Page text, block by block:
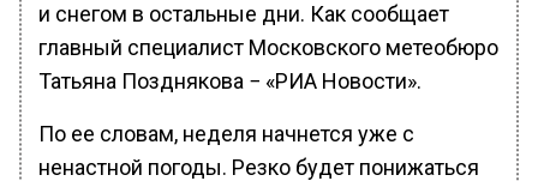
и снегом в остальные дни. Как сообщает
главный специалист Московского метеобюро
Татьяна Позднякова − «РИА Новости».
По ее словам, неделя начнется уже с
ненастной погоды. Резко будет понижаться